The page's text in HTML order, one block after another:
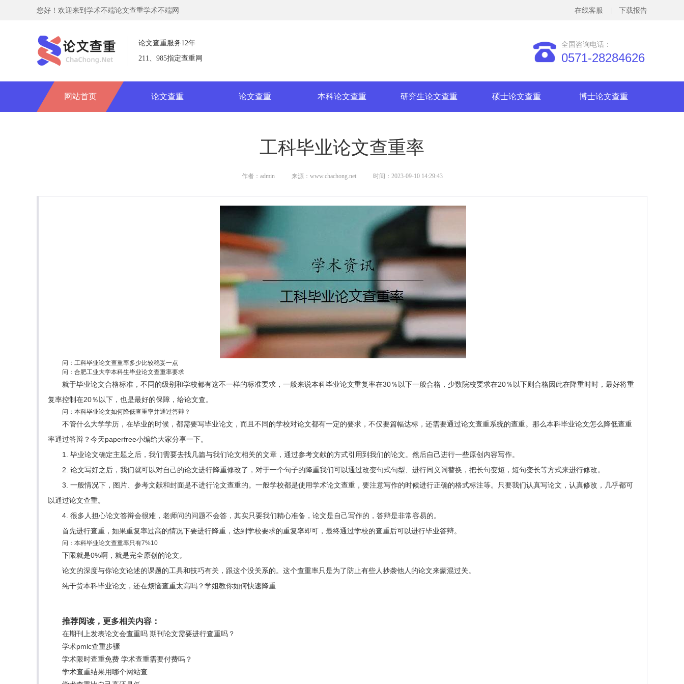
您好！欢迎来到学术不端论文查重学术不端网
网站首页 论文查重 论文查重 本科论文查重 研究生论文查重 硕士论文查重 博士论文查重
论文查重服务12年
211、985指定查重网
全国咨询电话：
0571-28284626
| 下载报告
在线客服
工科毕业论文查重率
作者：admin 来源：www.chachong.net 时间：2023-09-10 14:29:43
问：工科毕业论文查重率多少比较稳妥一点
问：合肥工业大学本科生毕业论文查重率要求
就于毕业论文合格标准，不同的级别和学校都有这不一样的标准要求，一般来说本科毕业论文重复率在30％以下一般合格，少数院校要求在20％以下则合格因此在降重时时，最好将重
复率控制在20％以下，也是最好的保障，给论文查。
问：本科毕业论文如何降低查重率并通过答辩？
不管什么大学学历，在毕业的时候，都需要写毕业论文，而且不同的学校对论文都有一定的要求，不仅要篇幅达标，还需要通过论文查重系统的查重。那么本科毕业论文怎么降低查重
率通过答辩？今天paperfree小编给大家分享一下。
1. 毕业论文确定主题之后，我们需要去找几篇与我们论文相关的文章，通过参考文献的方式引用到我们的论文。然后自己进行一些原创内容写作。
2. 论文写好之后，我们就可以对自己的论文进行降重修改了，对于一个句子的降重我们可以通过改变句式句型、进行同义词替换，把长句变短，短句变长等方式来进行修改。
3. 一般情况下，图片、参考文献和封面是不进行论文查重的。一般学校都是使用学术论文查重，要注意写作的时候进行正确的格式标注等。只要我们认真写论文，认真修改，几乎都可
以通过论文查重。
4. 很多人担心论文答辩会很难，老师问的问题不会答，其实只要我们精心准备，论文是自己写作的，答辩是非常容易的。
首先进行查重，如果重复率过高的情况下要进行降重，达到学校要求的重复率即可，最终通过学校的查重后可以进行毕业答辩。
问：本科毕业论文查重率只有7%10
下限就是0%啊，就是完全原创的论文。
论文的深度与你论文论述的课题的工具和技巧有关，跟这个没关系的。这个查重率只是为了防止有些人抄袭他人的论文来蒙混过关。
纯干货本科毕业论文，还在烦恼查重太高吗？学姐教你如何快速降重
推荐阅读，更多相关内容：
在期刊上发表论文会查重吗 期刊论文需要进行查重吗？
学术pmlc查重步骤
学术限时查重免费 学术查重需要付费吗？
学术查重结果用哪个网站查